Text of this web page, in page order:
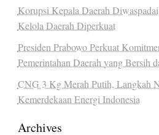
Korupsi Kepala Daerah
Kelola Daerah Diperkuat
Presiden Prabowo Perkuat
Pemerintahan Daerah yang Bersih
CNG 3 Kg Merah Putih, Langkah
Kemerdekaan Energi Indonesia
Archives